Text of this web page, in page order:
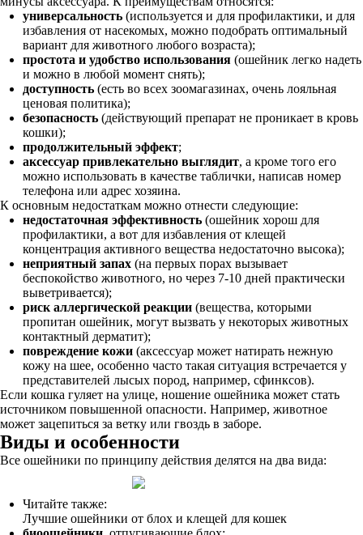
универсальность (используется и для профилактики, и для
избавления от насекомых, можно подобрать оптимальный
вариант для животного любого возраста);
простота и удобство использования (ошейник легко надеть
и можно в любой момент снять);
доступность (есть во всех зоомагазинах, очень лояльная
ценовая политика);
безопасность (действующий препарат не проникает в кровь
кошки);
продолжительный эффект;
аксессуар привлекательно выглядит, а кроме того его
можно использовать в качестве таблички, написав номер
телефона или адрес хозяина.
К основным недостаткам можно отнести следующие:
недостаточная эффективность (ошейник хорош для
профилактики, а вот для избавления от клещей
концентрация активного вещества недостаточно высока);
неприятный запах (на первых порах вызывает
беспокойство животного, но через 7-10 дней практически
выветривается);
риск аллергической реакции (вещества, которыми
пропитан ошейник, могут вызвать у некоторых животных
контактный дерматит);
повреждение кожи (аксессуар может натирать нежную
кожу на шее, особенно часто такая ситуация встречается у
представителей лысых пород, например, сфинксов).
Если кошка гуляет на улице, ношение ошейника может стать
источником повышенной опасности. Например, животное
может зацепиться за ветку или гвоздь в заборе.
Виды и особенности
Все ошейники по принципу действия делятся на два вида:
Читайте также:
Лучшие ошейники от блох и клещей для кошек